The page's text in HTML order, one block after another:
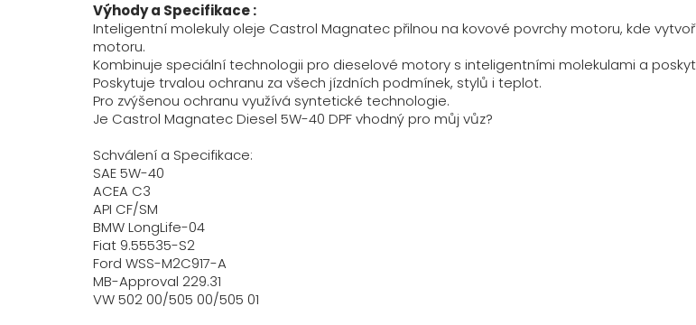
Výhody a Specifikace :
Inteligentní molekuly oleje Castrol Magnatec přilnou na kovové povrchy motoru, kde
motoru.
Kombinuje speciální technologii pro dieselové motory s inteligentními molekulami a
Poskytuje trvalou ochranu za všech jízdních podmínek, stylů i teplot.
Pro zvýšenou ochranu využívá syntetické technologie.
Je Castrol Magnatec Diesel 5W-40 DPF vhodný pro můj vůz?
Schválení a Specifikace:
SAE 5W-40
ACEA C3
API CF/SM
BMW LongLife-04
Fiat 9.55535-S2
Ford WSS-M2C917-A
MB-Approval 229.31
VW 502 00/505 00/505 01